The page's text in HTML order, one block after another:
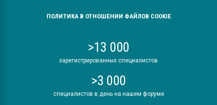
ПОЛИТИКА В ОТНОШЕНИИ ФАЙЛОВ COOKIE
>13 000
зарегистрированных специалистов
>3 000
специалистов в день на нашем форуме